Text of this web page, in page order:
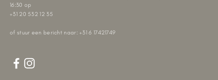
16:30 op
+31 20 532 12 35
of stuur een bericht naar: +31 6 17421749